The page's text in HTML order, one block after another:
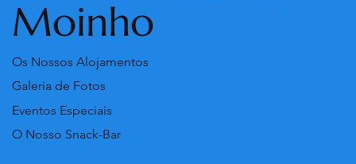
Moinho
Os Nossos Alojamentos
Galeria de Fotos
O Nosso Snack-Bar
Eventos Especiais